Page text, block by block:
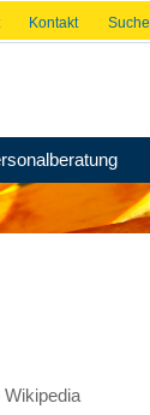
Kontakt Suche
Wikipedia